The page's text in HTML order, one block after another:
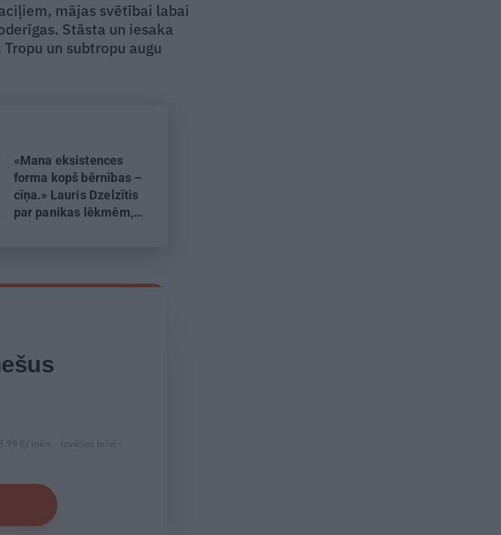
mājas svētībai labai
Stāsta un iesaka
un subtropu augu
«Mana eksistences
forma kopš bērnības –
cīņa.» Lauris Dzelzītis
par panikas lēkmēm,
€/ mēn. · izvēlies brīvi -